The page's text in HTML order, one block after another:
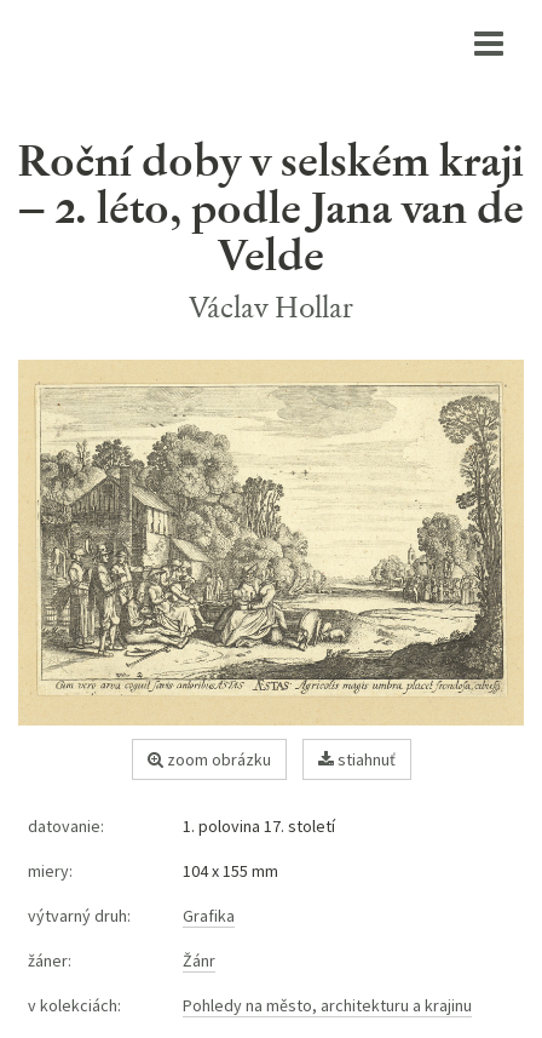
Roční doby v selském kraji
– 2. léto, podle Jana van de
Velde
Václav Hollar
zoom obrázku stiahnuť
datovanie: 1. polovina 17. století
miery: 104 x 155 mm
výtvarný druh: Grafika
žáner: Žánr
v kolekciách: Pohledy na město, architekturu a krajinu